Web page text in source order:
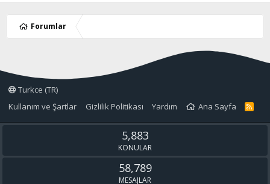
Forumlar
Turkce (TR)
Kullanım ve Şartlar
Gizlilik Politikası Yardım Ana Sayfa
R
S
5,883
KONULAR
58,789
MESAJLAR